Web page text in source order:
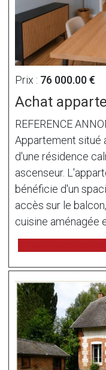
Prix : 76 000.00 €
Achat
REFERENCE
Appartement situé
d'une résidence
ascenseur.
bénéficie d'un
accès sur le
cuisine aménagée